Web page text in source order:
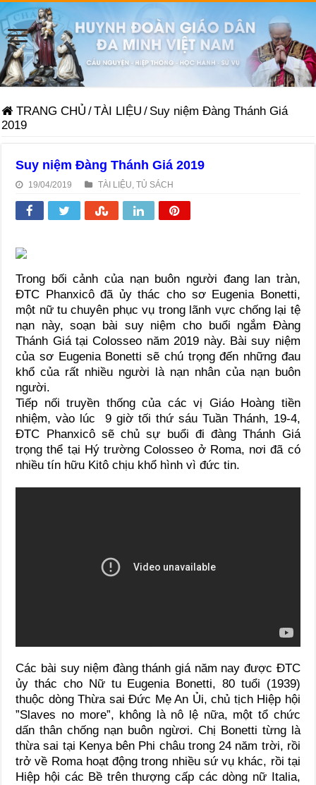
TRANG CHỦ /TÀI LIỆU / Suy niệm Đàng Thánh Giá
2019
Suy niệm Đàng Thánh Giá 2019
19/04/2019 TÀI LIỆU ,TỦ SÁCH
Trong bối cảnh của nạn buôn người đang lan tràn,
ĐTC Phanxicô đã ủy thác cho sơ Eugenia Bonetti,
một nữ tu chuyên phục vụ trong lãnh vực chống lại tệ
nạn này, soạn bài suy niệm cho buổi ngắm Đàng
Thánh Giá tại Colosseo năm 2019 này. Bài suy niệm
của sơ Eugenia Bonetti sẽ chú trọng đến những đau
khổ của rất nhiều người là nạn nhân của nạn buôn
người.
Tiếp nối truyền thống của các vị Giáo Hoàng tiền
nhiệm, vào lúc 9 giờ tối thứ sáu Tuần Thánh, 19-4,
ĐTC Phanxicô sẽ chủ sự buổi đi đàng Thánh Giá
trọng thể tại Hý trường Colosseo ở Roma, nơi đã có
nhiều tín hữu Kitô chịu khổ hình vì đức tin.
Các bài suy niệm đàng thánh giá năm nay được ĐTC
ủy thác cho Nữ tu Eugenia Bonetti, 80 tuổi (1939)
thuộc dòng Thừa sai Đức Mẹ An Ủi, chủ tịch Hiệp hội
”Slaves no more”, không là nô lệ nữa, một tổ chức
dấn thân chống nạn buôn ngừơi. Chị Bonetti từng là
thừa sai tại Kenya bên Phi châu trong 24 năm trời, rồi
trở về Roma hoạt động trong nhiều sứ vụ khác, rồi tại
Hiệp hội các Bề trên thượng cấp các dòng nữ Italia,